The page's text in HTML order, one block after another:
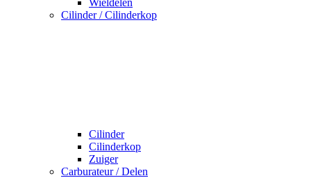
Wieldelen
Cilinder / Cilinderkop
Cilinder
Cilinderkop
Zuiger
Carburateur / Delen